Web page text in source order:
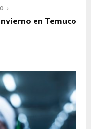
en Temuco